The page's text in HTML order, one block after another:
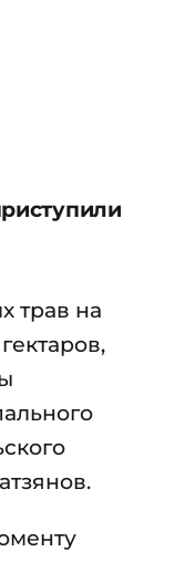
трав на